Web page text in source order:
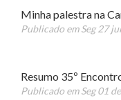
Minha palestra na
Publicado em Seg 27
Resumo 35º
Publicado em Seg 01